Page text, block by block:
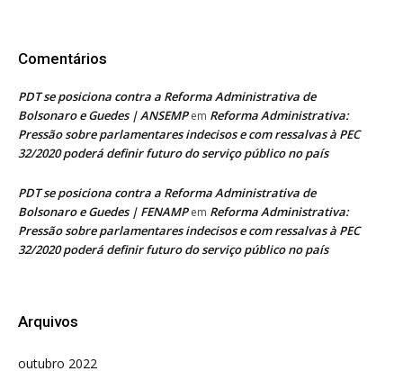
Comentários
PDT se posiciona contra a Reforma Administrativa de
Bolsonaro e Guedes | ANSEMPem Reforma Administrativa:
Pressão sobre parlamentares indecisos e com ressalvas à PEC
32/2020 poderá definir futuro do serviço público no país
PDT se posiciona contra a Reforma Administrativa de
Bolsonaro e Guedes | FENAMPem Reforma Administrativa:
Pressão sobre parlamentares indecisos e com ressalvas à PEC
32/2020 poderá definir futuro do serviço público no país
Arquivos
outubro 2022